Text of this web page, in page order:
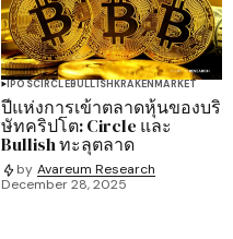
IPOSCIRCLEBULLISHKRAKENMARKET
ปีแห่งการเข้าตลาดหุ้นของบริ
ษัทคริปโต: Circle และ
Bullish ทะลุตลาด
by Avareum Research
December 28, 2025